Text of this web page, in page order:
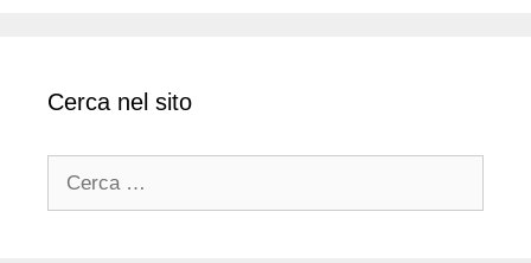
Cerca nel sito